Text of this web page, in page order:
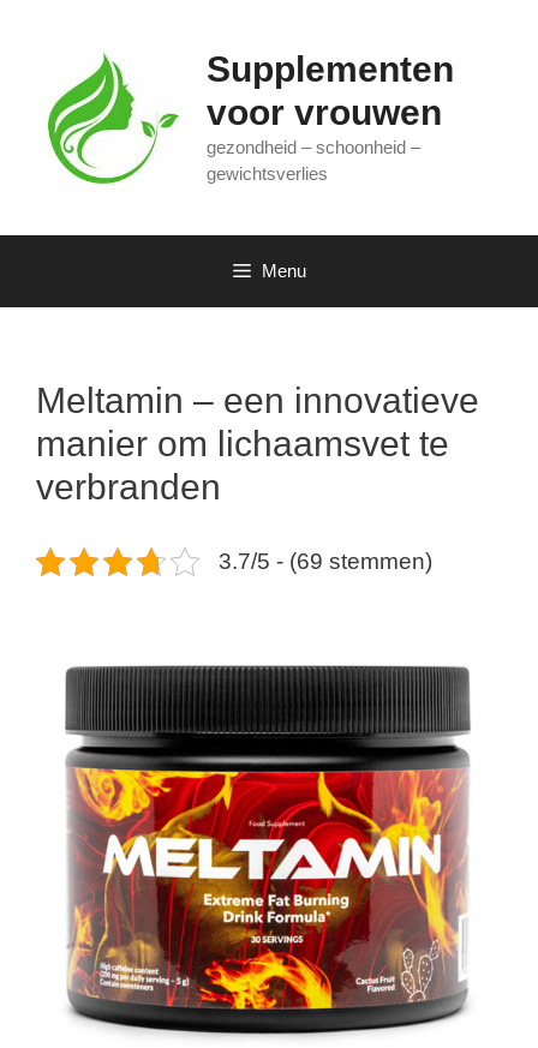
Supplementen
voor vrouwen
gezondheid – schoonheid –
gewichtsverlies
Menu
Meltamin – een innovatieve
manier om lichaamsvet te
verbranden
3.7/5 - (69 stemmen)